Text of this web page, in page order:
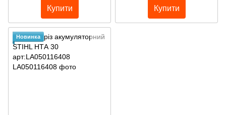
Купити Купити
Новинка